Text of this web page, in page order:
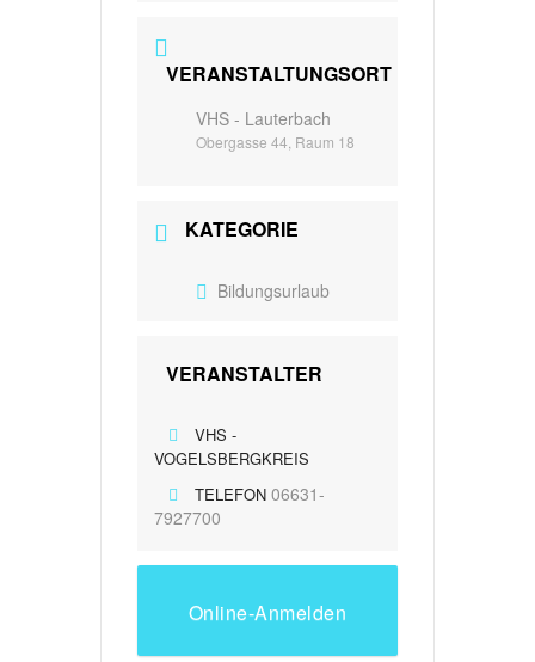
VERANSTALTUNGSORT
VHS - Lauterbach
Obergasse 44, Raum 18
KATEGORIE
Bildungsurlaub
VERANSTALTER
VHS -
VOGELSBERGKREIS
TELEFON 06631-
7927700
Online-Anmelden